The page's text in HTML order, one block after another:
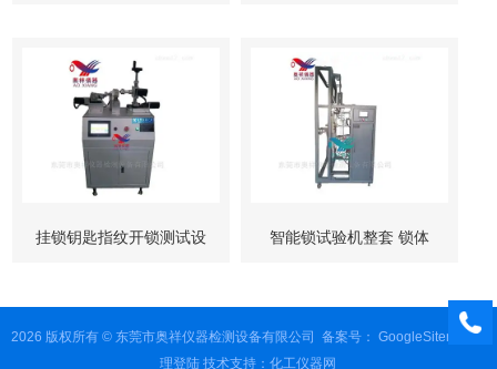
挂锁钥匙指纹开锁测试设 智能锁试验机整套 锁体
2026 版权所有 © 东莞市奥祥仪器检测设备有限公司 备案号： GoogleSitemap管
理登陆 技术支持：化工仪器网